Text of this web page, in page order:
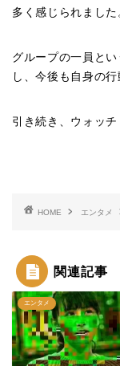
多く感じられました
グループの一員と
し、今後も自身の
引き続き、ウォッ
HOME エンタメ
関連記事
エンタメ